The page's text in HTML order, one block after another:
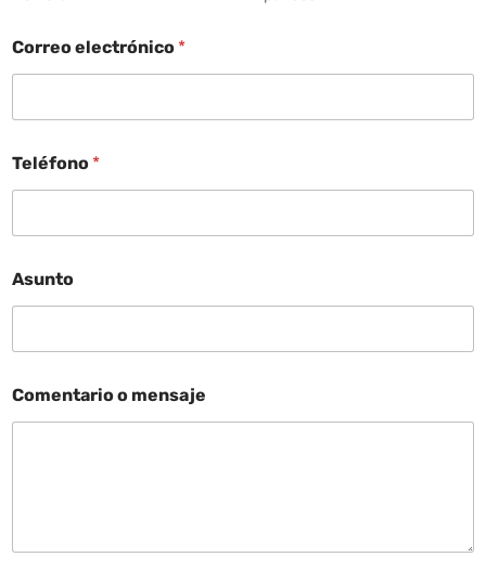
Correo electrónico *
Teléfono *
Asunto
Comentario o mensaje